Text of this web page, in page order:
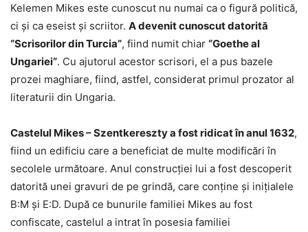
Kelemen Mikes este cunoscut nu numai ca o figură politică,
ci şi ca eseist şi scriitor. A devenit cunoscut datorită
“Scrisorilor din Turcia”, fiind numit chiar “Goethe al
Ungariei”. Cu ajutorul acestor scrisori, el a pus bazele
prozei maghiare, fiind, astfel, considerat primul prozator al
literaturii din Ungaria.
Castelul Mikes – Szentkereszty a fost ridicat în anul 1632,
fiind un edificiu care a beneficiat de multe modificări în
secolele următoare. Anul construcţiei lui a fost descoperit
datorită unei gravuri de pe grindă, care conţine şi iniţialele
B:M şi E:D. După ce bunurile familiei Mikes au fost
confiscate, castelul a intrat în posesia familiei